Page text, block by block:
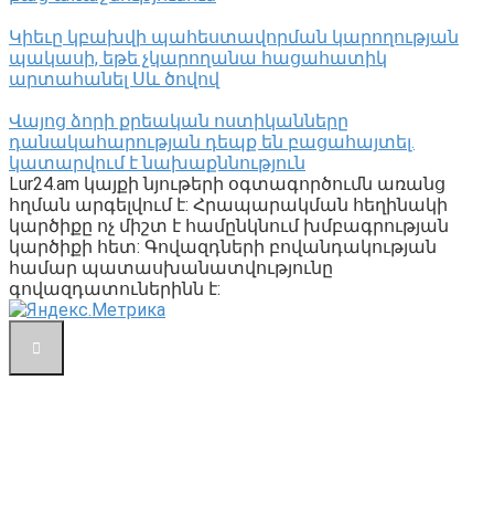
Կիեւը կբախվի պահեստավորման կարողության
պակասի, եթե չկարողանա հացահատիկ
արտահանել Սև ծովով
Վայոց ձորի քրեական ոստիկանները
դանակահարության դեպք են բացահայտել․
կատարվում է նախաքննություն
Lur24.am կայքի նյութերի օգտագործումն առանց
հղման արգելվում է: Հրապարակման հեղինակի
կարծիքը ոչ միշտ է համընկնում խմբագրության
կարծիքի հետ: Գովազդների բովանդակության
համար պատասխանատվությունը
գովազդատուներինն է: